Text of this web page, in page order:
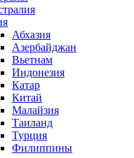
Абхазия
Азербайджан
Вьетнам
Индонезия
Катар
Китай
Малайзия
Таиланд
Турция
Филиппины